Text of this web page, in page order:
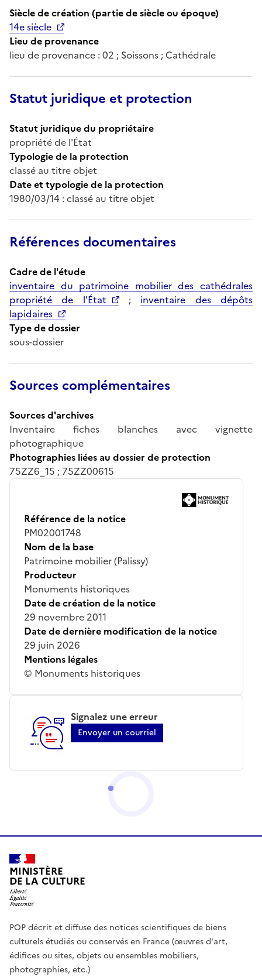
Siècle de création (partie de siècle ou époque)
14e siècle
Lieu de provenance
lieu de provenance : 02 ; Soissons ; Cathédrale
Statut juridique et protection
Statut juridique du propriétaire
propriété de l'État
Typologie de la protection
classé au titre objet
Date et typologie de la protection
1980/03/14 : classé au titre objet
Références documentaires
Cadre de l'étude
inventaire du patrimoine mobilier des cathédrales
propriété de l'État
; inventaire des dépôts
lapidaires
Type de dossier
sous-dossier
Sources complémentaires
Sources d'archives
Inventaire fiches blanches avec vignette
photographique
Photographies liées au dossier de protection
75ZZ6_15 ; 75ZZ00615
Référence de la notice
PM02001748
Nom de la base
Patrimoine mobilier (Palissy)
Producteur
Monuments historiques
Date de création de la notice
29 novembre 2011
Date de dernière modification de la notice
29 juin 2026
Mentions légales
© Monuments historiques
Signalez une erreur
Envoyer un courriel
MINISTÈRE
DE LA CULTURE
POP décrit et diffuse des notices scientifiques de biens
culturels étudiés ou conservés en France (œuvres d'art,
édifices ou sites, objets ou ensembles mobiliers,
photographies, etc.)